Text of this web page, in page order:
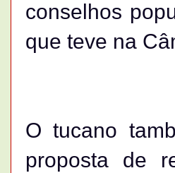
conselhos
que teve na
O tucano
proposta de